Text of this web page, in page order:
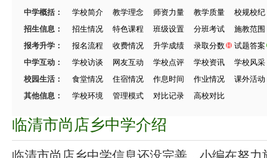
中学概括： 学校简介 教学理念 师资力量 教学质量
校规校纪
招生信息：
招生情况 特色课程 班级设置 分班考试
施教范围
报考升学：
报名流程 收费情况 升学成绩 录取分数
试题答案
中学互动：
学校访谈 网友互动 学校点评 学校资讯
学校风采
校园生活：
食堂情况 住宿情况 作息时间 作业情况
课外活动
其他信息：
学校环境 管理模式 对比记录 高校对比
临清市尚店乡中学介绍